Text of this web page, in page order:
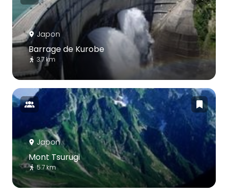
Japon
Barrage de Kurobe
3.7 km
Japon
Mont Tsurugi
5.7 km